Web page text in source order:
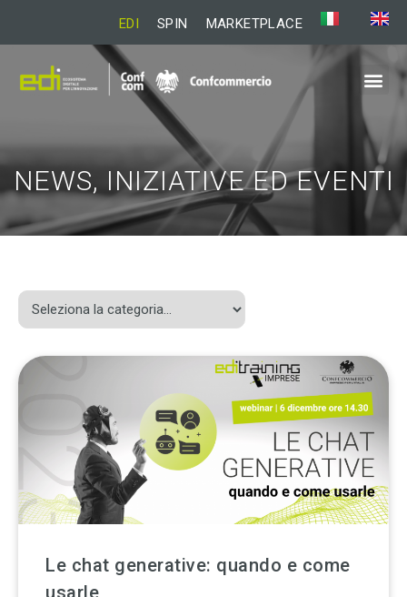
EDI SPIN MARKETPLACE
NEWS, INIZIATIVE ED EVENTI
Le chat generative: quando e come
usarle